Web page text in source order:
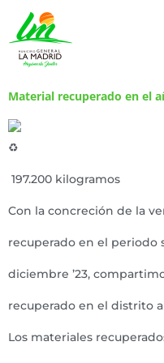
Material recuperado en el
197.200 kilogramos
Con la concreción de la
recuperado en el periodo
diciembre ’23,
recuperado en el distrito
Los materiales